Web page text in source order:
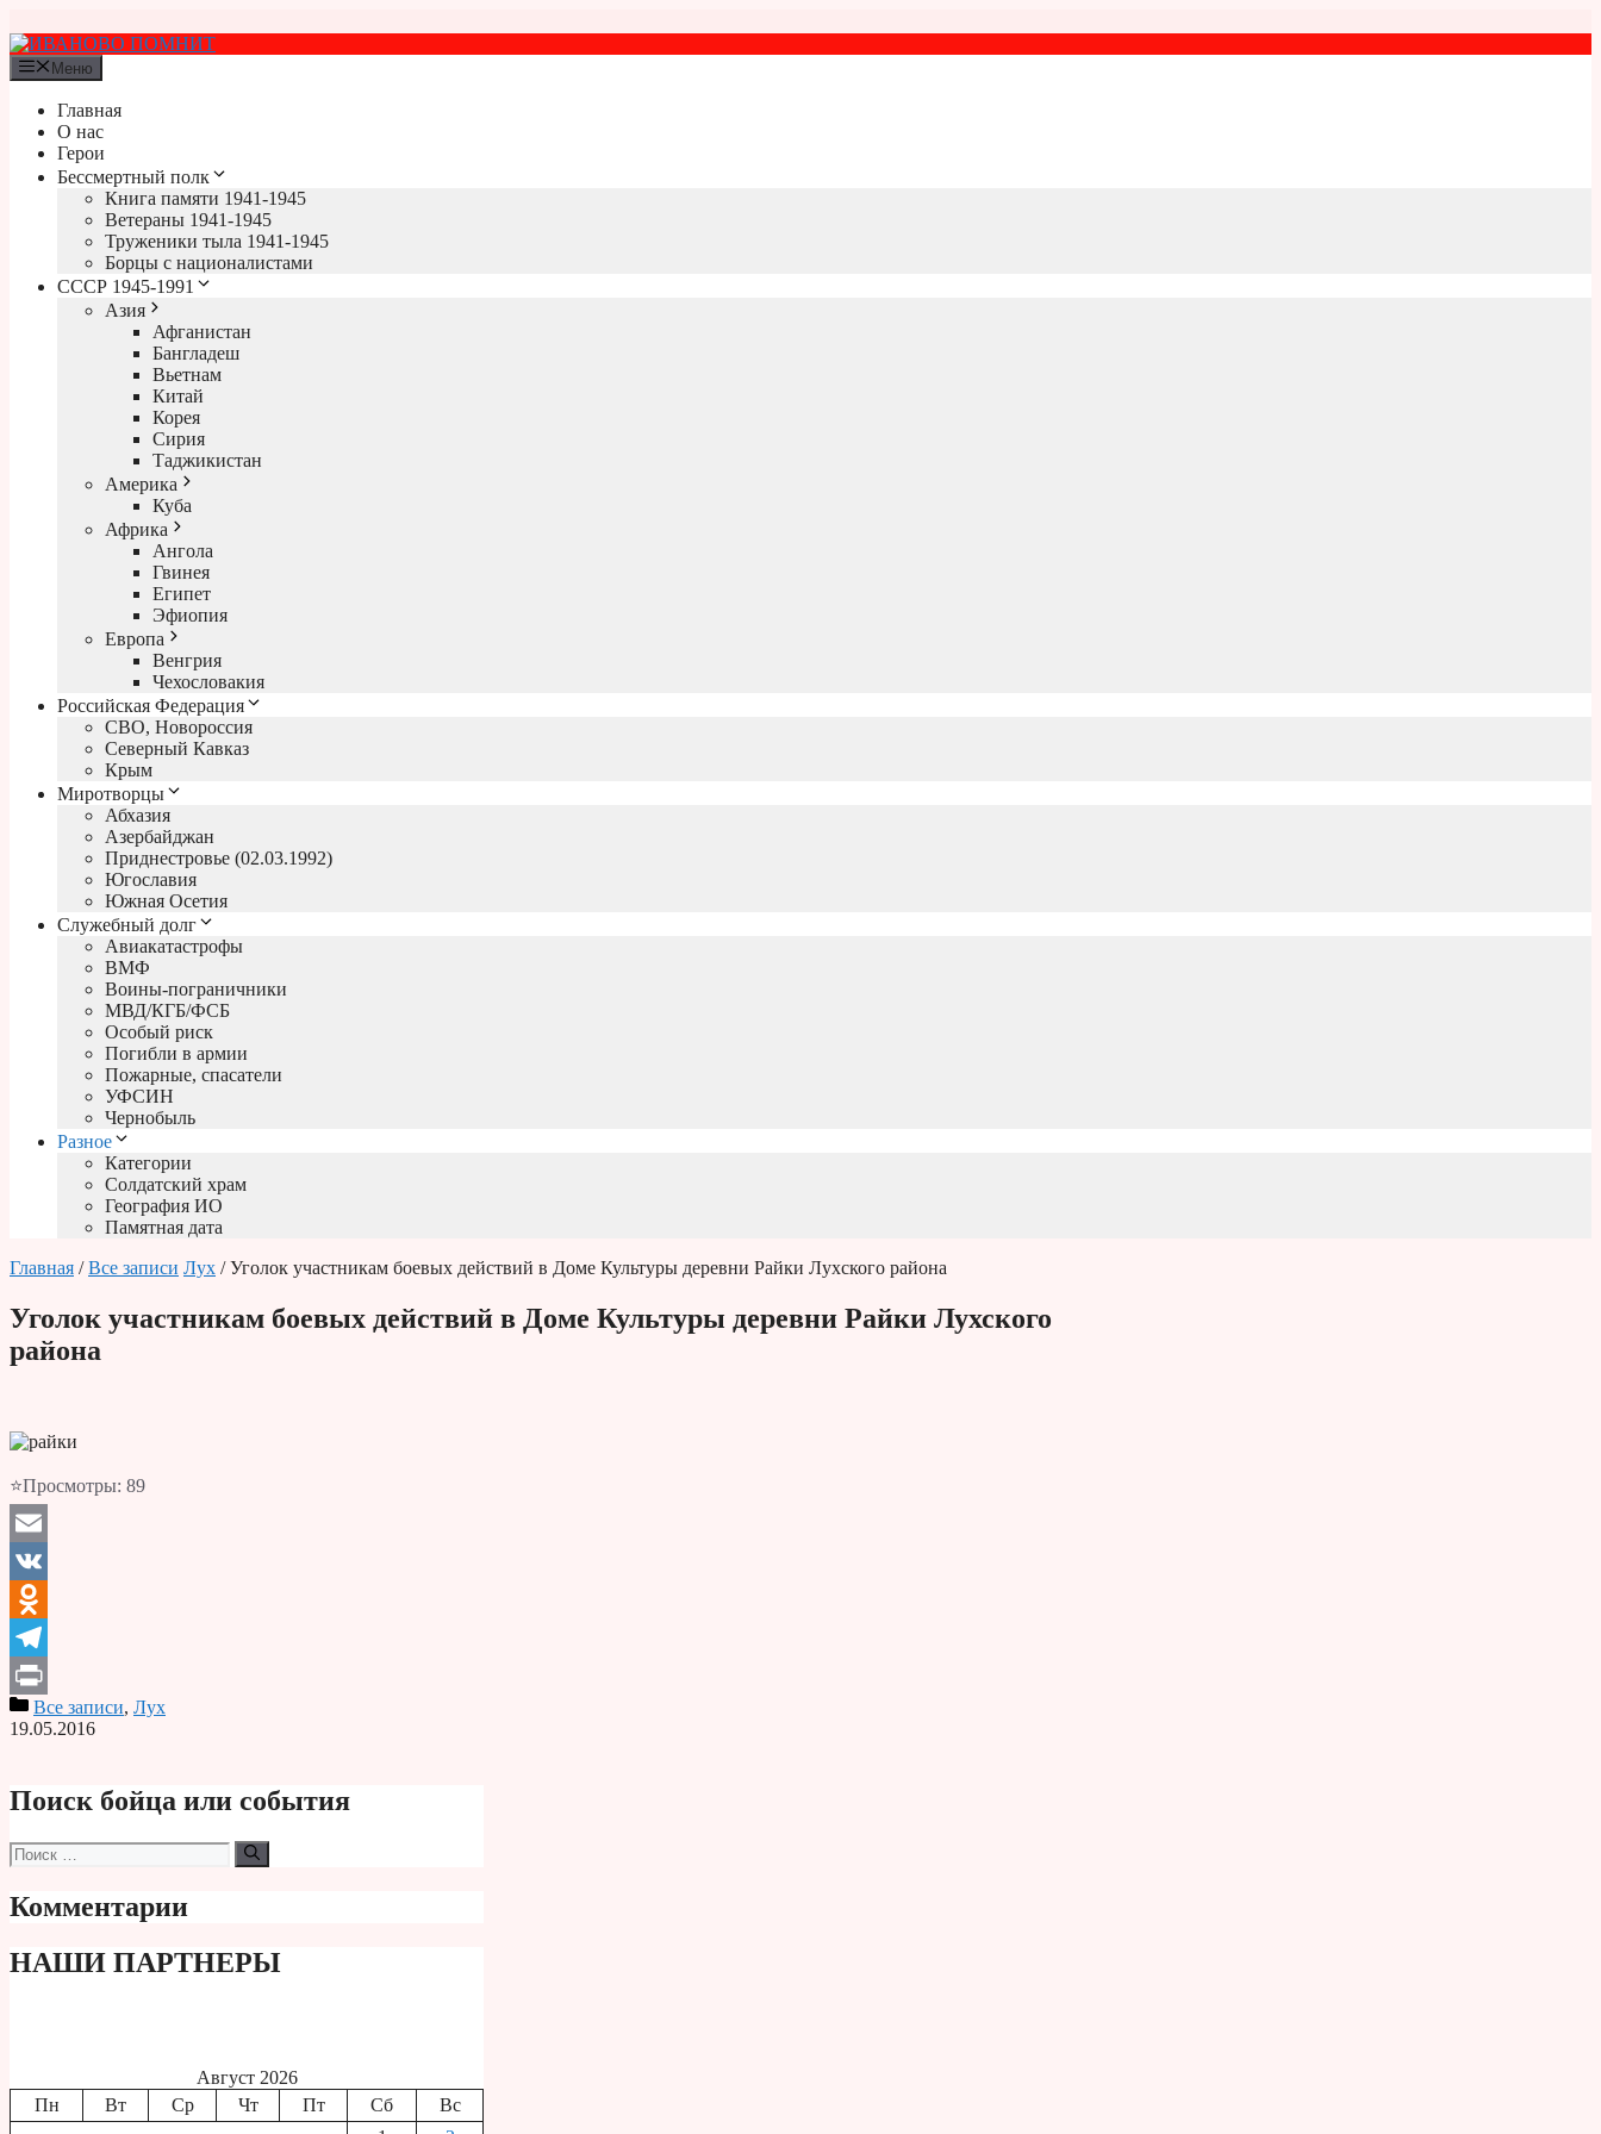
к
содержимому
Меню
Главная
О нас
Герои
Бессмертный полк
Книга памяти 1941-1945
Ветераны 1941-1945
Труженики тыла 1941-1945
Борцы с националистами
СССР 1945-1991
Азия
Афганистан
Бангладеш
Вьетнам
Китай
Корея
Сирия
Таджикистан
Америка
Куба
Африка
Ангола
Гвинея
Египет
Эфиопия
Европа
Венгрия
Чехословакия
Российская Федерация
СВО, Новороссия
Северный Кавказ
Крым
Миротворцы
Абхазия
Азербайджан
Приднестровье (02.03.1992)
Югославия
Южная Осетия
Служебный долг
Авиакатастрофы
ВМФ
Воины-пограничники
МВД/КГБ/ФСБ
Особый риск
Погибли в армии
Пожарные, спасатели
УФСИН
Чернобыль
Разное
Категории
Солдатский храм
География ИО
Памятная дата
Главная /Все записи Лух / Уголок участникам боевых действий в Доме Культуры деревни Райки Лухского района
Уголок участникам боевых действий в Доме Культуры деревни Райки Лухского
района
⭐Просмотры: 89
Email
VK
Odnoklassniki
Telegram
PrintВсе записи, Лух
19.05.2016
Поиск бойца или события
Поиск:
Комментарии
НАШИ ПАРТНЕРЫ
Август 2026
Пн
Вт Ср Чт Пт Сб
Вс